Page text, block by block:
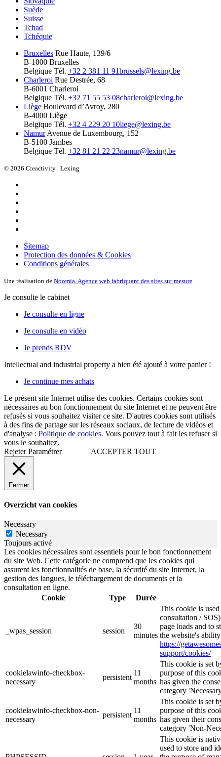
Suède
Suisse
Tchad
Tchéquie
Bruxelles Rue Haute, 139/6
B-1000 Bruxelles
Belgique Tél. +32 2 381 11 91brussels@lexing.be
Charleroi Rue Destrée, 68
B-6001 Charleroi
Belgique Tél. +32 71 55 53 08charleroi@lexing.be
Liège Boulevard d’Avroy, 280
B-4000 Liège
Belgique Tél. +32 4 229 20 10liege@lexing.be
Namur Avenue de Luxembourg, 152
B-5100 Jambes
Belgique Tél. +32 81 21 22 23namur@lexing.be
© 2026 Creactivity | Lexing
Sitemap
Protection des données & Cookies
Conditions générales
Une réalisation de Noomia, Agence web fabriquant des sites sur mesure
Je consulte le cabinet
Je consulte en ligne
Je consulte en vidéo
Je prends RDV
Intellectual and industrial property a bien été ajouté à votre panier !
Je continue mes achats
Le présent site Internet utilise des cookies. Certains cookies sont
nécessaires au bon fonctionnement du site Internet et ne peuvent être
refusés si vous souhaitez visiter ce site. D'autres cookies sont utilisés
à des fins de partage sur les réseaux sociaux, de lecture de vidéos et
d'analyse : Politique de cookies. Vous pouvez tout à fait les refuser si
vous le souhaitez.
Rejeter Paramétrer ACCEPTER TOUT
Fermer
Overzicht van cookies
Necessary
Necessary
Toujours activé
Les cookies nécessaires sont essentiels pour le bon fonctionnement
du site Web. Cette catégorie ne comprend que les cookies qui
assurent les fonctionnalités de base, la sécurité du site Internet, la
gestion des langues, le téléchargement de documents et la
consultation en ligne.
Cookie
Type Durée
_wpas_session session
30
minutes
This cookie is
consultation /
page loads and to
the website's
https://
support/cookies/
cookielawinfo-checkbox-
necessary
persistent
11
months
This cookie is set
purpose of this
has given the
category
cookielawinfo-checkbox-non-
necessary
persistent
11
months
This cookie is set
purpose of this
has given their
category 'Non-
This cookie is
used to store and